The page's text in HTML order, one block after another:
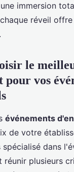
immersion
réveil
le
pour vos
événements
de votre
dans
réunir plusieurs